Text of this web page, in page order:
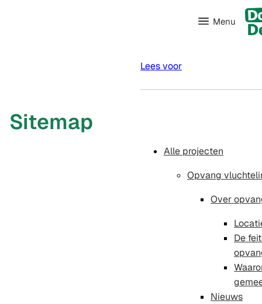
Menu
Lees voor
Sitemap
Alle projecten
Opvang
Over
De
Nieuws